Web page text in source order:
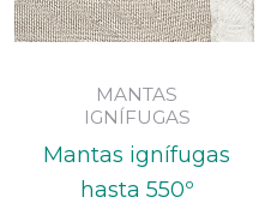
MANTAS
IGNÍFUGAS
Mantas ignífugas
hasta 550º